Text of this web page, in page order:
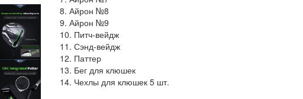
8. Айрон №8
9. Айрон №9
10. Питч-вейдж
11. Сэнд-вейдж
12. Паттер
13. Бег для клюшек
14. Чехлы для клюшек 5 шт.